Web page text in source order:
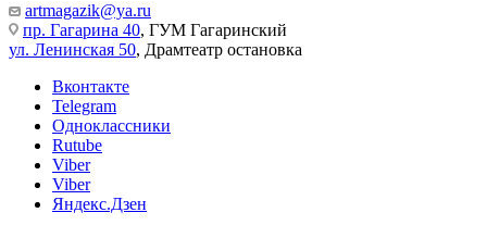
artmagazik@ya.ru
пр. Гагарина 40, ГУМ Гагаринский
ул. Ленинская 50, Драмтеатр остановка
Вконтакте
Telegram
Одноклассники
Rutube
Viber
Viber
Яндекс.Дзен